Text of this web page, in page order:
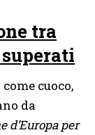
tra
cuoco,
da
d’Europa per